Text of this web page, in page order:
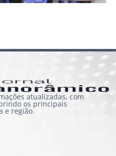
atualizadas, com
os principais
e região.